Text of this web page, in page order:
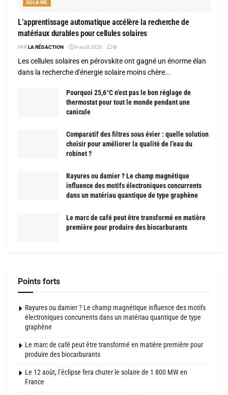
SOLAIRE
L’apprentissage automatique accélère la recherche de
matériaux durables pour cellules solaires
PARLA RÉDACTION 9 août 2026 0
Les cellules solaires en pérovskite ont gagné un énorme élan
dans la recherche d'énergie solaire moins chère...
Pourquoi 25,6°C n’est pas le bon réglage de
thermostat pour tout le monde pendant une
canicule
Comparatif des filtres sous évier : quelle solution
choisir pour améliorer la qualité de l’eau du
robinet ?
Rayures ou damier ? Le champ magnétique
influence des motifs électroniques concurrents
dans un matériau quantique de type graphène
Le marc de café peut être transformé en matière
première pour produire des biocarburants
Points forts
Rayures ou damier ? Le champ magnétique influence des motifs
électroniques concurrents dans un matériau quantique de type
graphène
Le marc de café peut être transformé en matière première pour
produire des biocarburants
Le 12 août, l’éclipse fera chuter le solaire de 1 800 MW en
France